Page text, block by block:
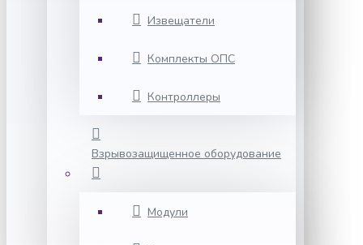
Извещатели
Комплекты ОПС
Контроллеры
Взрывозащищенное оборудование
Модули